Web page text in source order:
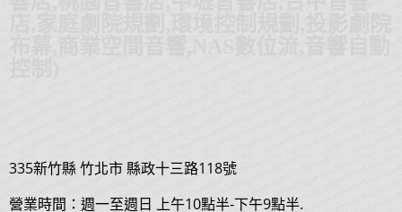
335新竹縣竹北市縣政十三路118號
營業時間：週一至週日 上午10點半-下午9點半.